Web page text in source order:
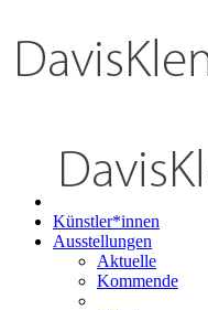
Künstler*innen
Ausstellungen
Aktuelle
Kommende